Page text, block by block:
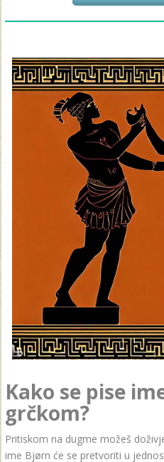
Kako se pise
grčkom?
Pritiskom na dugme možeš
ime Bjørn će se pretvoriti u